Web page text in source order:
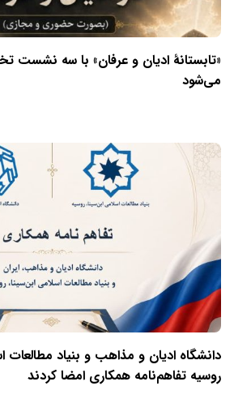
«تابستانهٔ ادیان و عرفان» با سه نشست
می‌شود
دانشگاه ادیان و مذاهب و بنیاد مطالعات
روسیه تفاهم‌نامه همکاری امضا کردند